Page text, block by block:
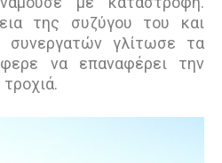
της συζύγου του και
γλίτωσε τα
να επαναφέρει την